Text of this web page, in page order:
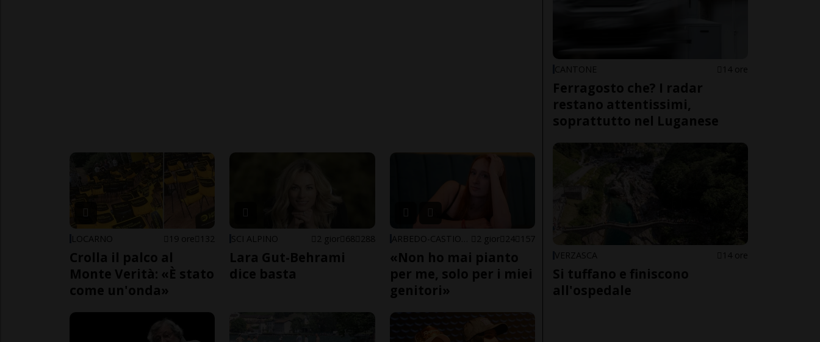
LOCARNO 19 ore 132
Crolla il palco al
Monte Verità: «È stato
come un'onda»
SCI ALPINO 2 gior 68 288
Lara Gut-Behrami
dice basta
2 gior 24 157
«Non ho mai pianto
per me, solo per i miei
genitori»
CANTONE 14 ore
Ferragosto che? I radar
restano attentissimi,
soprattutto nel Luganese
VERZASCA 14 ore
Si tuffano e finiscono
all'ospedale